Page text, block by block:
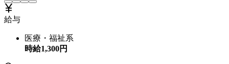
給与
医療・福祉系
時給1,300円